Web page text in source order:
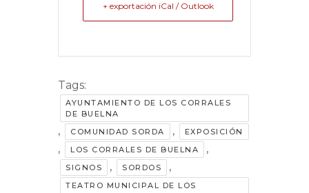
+ exportación iCal / Outlook
Tags:
AYUNTAMIENTO DE LOS CORRALES
DE BUELNA
, COMUNIDAD SORDA , EXPOSICIÓN
, LOS CORRALES DE BUELNA ,
SIGNOS , SORDOS ,
TEATRO MUNICIPAL DE LOS